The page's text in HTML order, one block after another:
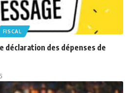
FISCAL
déclaration des dépenses de